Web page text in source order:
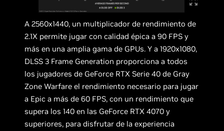
A 2560x1440, un multiplicador de rendimiento de
2.1X permite jugar con calidad épica a 90 FPS y
más en una amplia gama de GPUs. Y a 1920x1080,
DLSS 3 Frame Generation proporciona a todos
los jugadores de GeForce RTX Serie 40 de Gray
Zone Warfare el rendimiento necesario para jugar
a Epic a más de 60 FPS, con un rendimiento que
supera los 140 en las GeForce RTX 4070 y
superiores, para disfrutar de la experiencia